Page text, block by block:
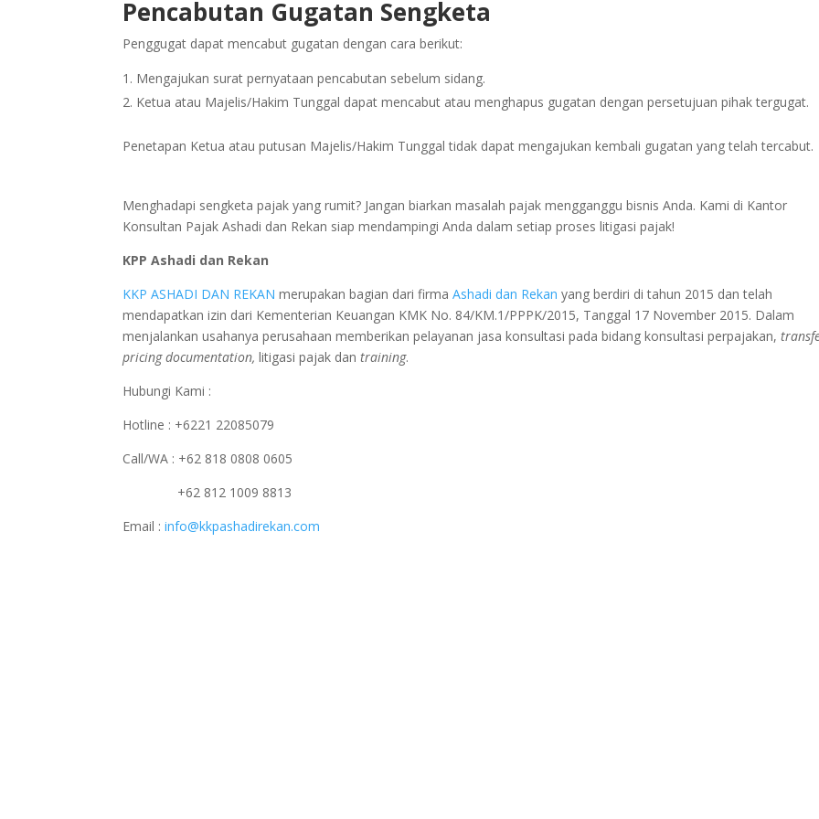
Pencabutan Gugatan Sengketa
Penggugat dapat mencabut gugatan dengan cara berikut:
Mengajukan surat pernyataan pencabutan sebelum sidang.
Ketua atau Majelis/Hakim Tunggal dapat mencabut atau menghapus gugatan dengan persetujuan pihak tergugat.
Penetapan Ketua atau putusan Majelis/Hakim Tunggal tidak dapat mengajukan kembali gugatan yang telah tercabut.
Menghadapi sengketa pajak yang rumit? Jangan biarkan masalah pajak mengganggu bisnis Anda. Kami di Kantor
Konsultan Pajak Ashadi dan Rekan siap mendampingi Anda dalam setiap proses litigasi pajak!
KPP Ashadi dan Rekan
KKP ASHADI DAN REKAN merupakan bagian dari firmaAshadi dan Rekan yang berdiri di tahun 2015 dan telah
mendapatkan izin dari Kementerian Keuangan KMK No. 84/KM.1/PPPK/2015, Tanggal 17 November 2015. Dalam
menjalankan usahanya perusahaan memberikan pelayanan jasa konsultasi pada bidang konsultasi perpajakan,
pricing documentation,litigasi pajak dantraining.
Hubungi Kami :
Hotline : +6221 22085079
Call/WA : +62 818 0808 0605
+62 812 1009 8813
Email :info@kkpashadirekan.com